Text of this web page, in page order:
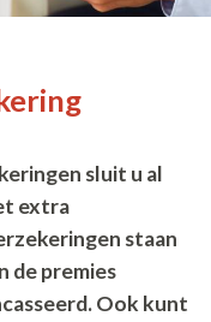
sluit u al
extra
staan
de premies
Ook kunt